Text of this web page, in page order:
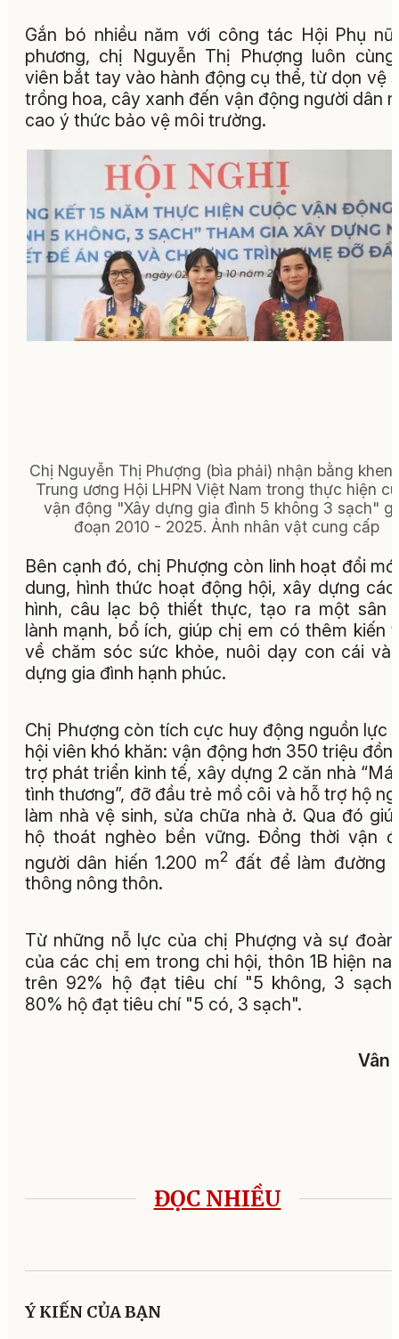
Gắn bó nhiều năm với công tác Hội Phụ
phương, chị Nguyễn Thị Phượng luôn
viên bắt tay vào hành động cụ thể, từ dọn vệ
trồng hoa, cây xanh đến vận động người dân
cao ý thức bảo vệ môi trường.
Chị Nguyễn Thị Phượng (bìa phải) nhận bằng khen
Trung ương Hội LHPN Việt Nam trong thực hiện
vận động "Xây dựng gia đình 5 không 3 sạch"
đoạn 2010 - 2025. Ảnh nhân vật cung cấp
Bên cạnh đó, chị Phượng còn linh hoạt đổi
dung, hình thức hoạt động hội, xây dựng
hình, câu lạc bộ thiết thực, tạo ra một sân
lành mạnh, bổ ích, giúp chị em có thêm kiến
về chăm sóc sức khỏe, nuôi dạy con cái và
dựng gia đình hạnh phúc.
Chị Phượng còn tích cực huy động nguồn lực
hội viên khó khăn: vận động hơn 350 triệu
trợ phát triển kinh tế, xây dựng 2 căn nhà
tình thương”, đỡ đầu trẻ mồ côi và hỗ trợ hộ
làm nhà vệ sinh, sửa chữa nhà ở. Qua đó
hộ thoát nghèo bền vững. Đồng thời vận
người dân hiến 1.200 m2đất để làm đường
thông nông thôn.
Từ những nỗ lực của chị Phượng và sự
của các chị em trong chi hội, thôn 1B hiện
trên 92% hộ đạt tiêu chí "5 không, 3
80% hộ đạt tiêu chí "5 có, 3 sạch".
Vân
ĐỌC NHIỀU
Ý KIẾN CỦA BẠN